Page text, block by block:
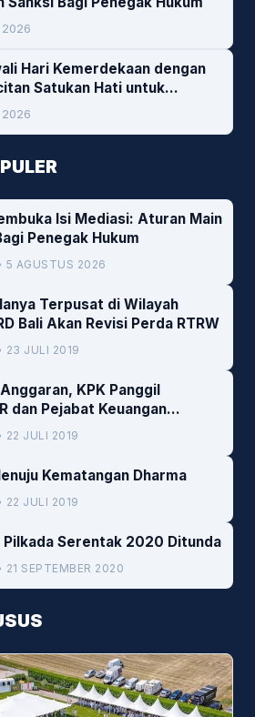
Hari Kemerdekaan dengan
Satukan Hati untuk
Isi Mediasi: Aturan Main
Penegak Hukum
5 AGUSTUS 2026
Terpusat di Wilayah
Bali Akan Revisi Perda RTRW
23 JULI 2019
KPK Panggil
dan Pejabat Keuangan
22 JULI 2019
Kematangan Dharma
22 JULI 2019
Pilkada Serentak 2020 Ditunda
21 SEPTEMBER 2020